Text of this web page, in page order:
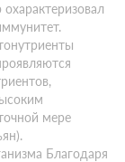
мере
Благодаря